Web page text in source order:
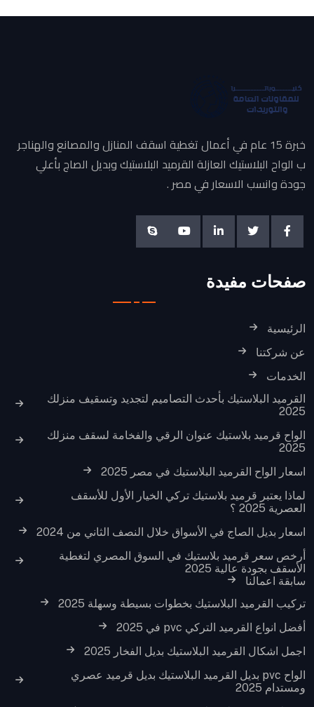
خبرة 15 عام في أعمال تغطية اسقف المنازل والمصانع والهناجر
ب الواح البلاستيك العازلة القرميد البلاستيك وبديل الصاج بأعلي
جودة وانسب الاسعار في مصر .
صفحات مفيدة
الرئيسية
عن شركتنا
الخدمات
القرميد البلاستيك بأحدث التصاميم لتجديد وتسقيف منزلك
2025
الواح قرميد بلاستيك عنوان الرقي والفخامة لسقف منزلك
2025
اسعار الواح القرميد البلاستيك في مصر 2025
لماذا يعتبر قرميد بلاستيك تركي الخيار الأول للأسقف
العصرية 2025 ؟
اسعار بديل الصاج في الأسواق خلال النصف الثاني من 2024
أرخص سعر قرميد بلاستيك في السوق المصري لتغطية
الأسقف بجودة عالية 2025
سابقة اعمالنا
تركيب القرميد البلاستيك بخطوات بسيطة وسهلة 2025
أفضل انواع القرميد التركي pvc في 2025
اجمل اشكال القرميد البلاستيك بديل الفخار 2025
الواح pvc بديل القرميد البلاستيك بديل قرميد عصري
ومستدام 2025